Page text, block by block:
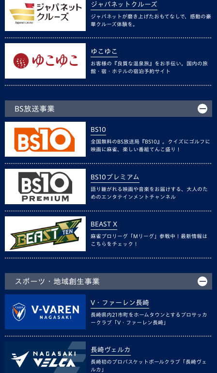
ジャパネットクルーズ
ジャパネットが磨き上げたおもてなしで、感動の豪
華クルーズ体験を。
ゆこゆこ
お客様の『良質な温泉旅』をお手伝い。国内の旅
館・宿・ホテルの宿泊予約サイト
BS放送事業
BS10
全国無料のBS放送局『BS10』。クイズにゴルフに
映画に麻雀、楽しい番組てんこ盛り！
BS10プレミアム
語り継がれる映画や音楽をお届けする、大人のた
めのエンタテインメントチャンネル
BEAST X
麻雀プロリーグ「Mリーグ」参戦中！最新情報は
こちらをチェック！
スポーツ・地域創生事業
V・ファーレン長崎
長崎県内21市町をホームタウンとするプロサッカ
ークラブ「V・ファーレン長崎」
長崎ヴェルカ
長崎初のプロバスケットボールクラブ「長崎ヴェ
ルカ」